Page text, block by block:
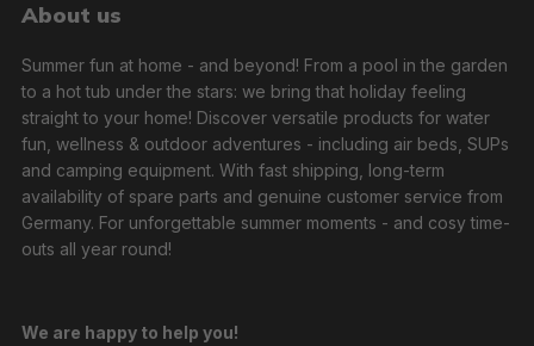
About us
Summer fun at home - and beyond! From a pool in the garden
to a hot tub under the stars: we bring that holiday feeling
straight to your home! Discover versatile products for water
fun, wellness & outdoor adventures - including air beds, SUPs
and camping equipment. With fast shipping, long-term
availability of spare parts and genuine customer service from
Germany. For unforgettable summer moments - and cosy time-
outs all year round!
We are happy to help you!